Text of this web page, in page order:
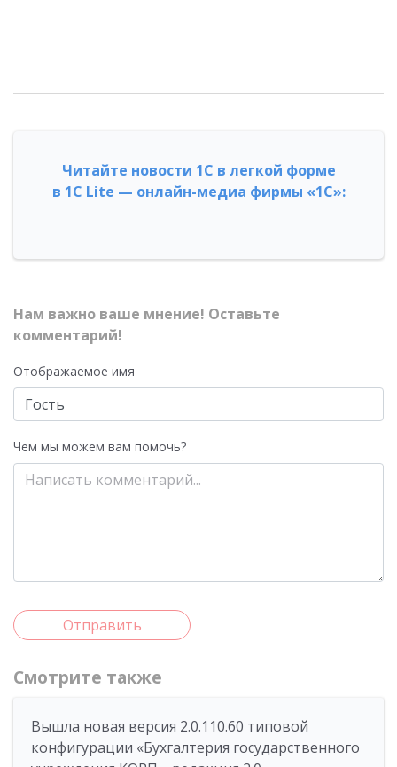
Читайте новости 1С в легкой форме
в 1С Lite — онлайн-медиа фирмы «1С»:
Нам важно ваше мнение! Оставьте
комментарий!
Отображаемое имя
Чем мы можем вам помочь?
Отправить
Смотрите также
Вышла новая версия 2.0.110.60 типовой
конфигурации «Бухгалтерия государственного